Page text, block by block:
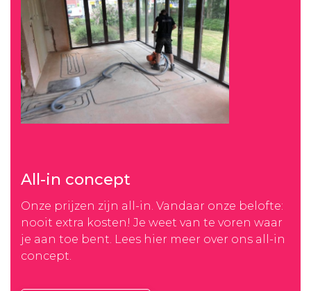
All-in concept
Onze prijzen zijn all-in. Vandaar onze belofte:
nooit extra kosten! Je weet van te voren waar
je aan toe bent. Lees hier meer over ons all-in
concept.